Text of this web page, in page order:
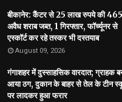
बीकानेर: कैंटर से 25 लाख रुपये की 465
अवैध शराब जब्त, 1 गिरफ्तार, फॉर्च्यूनर से
एस्कॉर्ट कर रहे तस्कर भी दस्तयाब
August 09, 2026
गंगाशहर में दुस्साहसिक वारदात; ग्राहक
आया ठग, दुकान के बाहर से तेल के टीन
पर लादकर हुआ फरार